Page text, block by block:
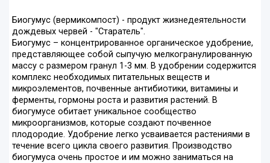
Биогумус (вермикомпост) - продукт жизнедеятельности
дождевых червей - "Старатель".
Биогумус – концентрированное органическое удобрение,
представляющее собой сыпучую мелкогранулированную
массу с размером гранул 1-3 мм. В удобрении содержится
комплекс необходимых питательных веществ и
микроэлементов, почвенные антибиотики, витамины и
ферменты, гормоны роста и развития растений. В
биогумусе обитает уникальное сообщество
микроорганизмов, которые создают почвенное
плодородие. Удобрение легко усваивается растениями в
течение всего цикла своего развития. Производство
биогумуса очень простое и им можно заниматься на